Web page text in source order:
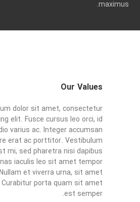
maximus.
Our Values
dolor sit amet, consectetur
elit. Fusce cursus leo orci, id
varius ac. Integer accumsan
erat ac porttitor. Vestibulum
mi, sed pharetra nisi dapibus
iaculis leo sit amet tempor
et viverra urna, sit amet
porta quam sit amet
est semper.